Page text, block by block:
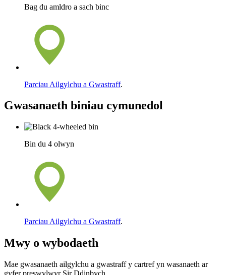
Bag du amldro a sach binc
Parciau Ailgylchu a Gwastraff.
Gwasanaeth biniau cymunedol
Bin du 4 olwyn
Parciau Ailgylchu a Gwastraff.
Mwy o wybodaeth
Mae gwasanaeth ailgylchu a gwastraff y cartref yn wasanaeth ar